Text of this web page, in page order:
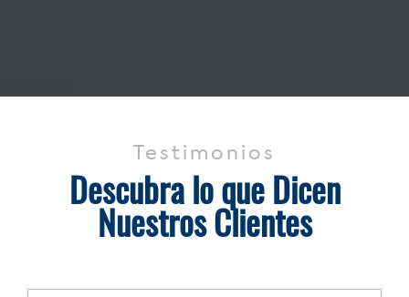
Testimonios
Descubra lo que Dicen
Nuestros Clientes